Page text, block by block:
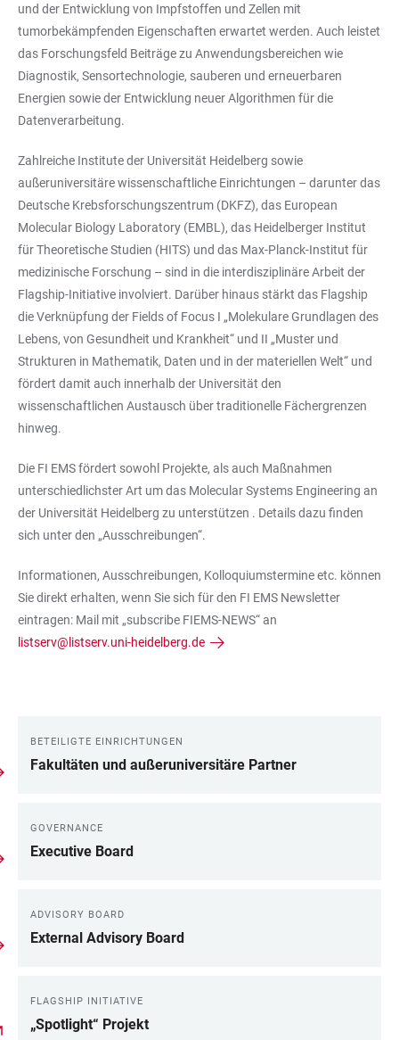
und der Entwicklung von Impfstoffen und Zellen mit
tumorbekämpfenden Eigenschaften erwartet werden. Auch leistet
das Forschungsfeld Beiträge zu Anwendungsbereichen wie
Diagnostik, Sensortechnologie, sauberen und erneuerbaren
Energien sowie der Entwicklung neuer Algorithmen für die
Datenverarbeitung.
Zahlreiche Institute der Universität Heidelberg sowie
außeruniversitäre wissenschaftliche Einrichtungen – darunter das
Deutsche Krebsforschungszentrum (DKFZ), das European
Molecular Biology Laboratory (EMBL), das Heidelberger Institut
für Theoretische Studien (HITS) und das Max-Planck-Institut für
medizinische Forschung – sind in die interdisziplinäre Arbeit der
Flagship-Initiative involviert. Darüber hinaus stärkt das Flagship
die Verknüpfung der Fields of Focus I „Molekulare Grundlagen des
Lebens, von Gesundheit und Krankheit“ und II „Muster und
Strukturen in Mathematik, Daten und in der materiellen Welt“ und
fördert damit auch innerhalb der Universität den
wissenschaftlichen Austausch über traditionelle Fächergrenzen
hinweg.
Die FI EMS fördert sowohl Projekte, als auch Maßnahmen
unterschiedlichster Art um das Molecular Systems Engineering an
der Universität Heidelberg zu unterstützen . Details dazu finden
sich unter den „Ausschreibungen“.
Informationen, Ausschreibungen, Kolloquiumstermine etc. können
Sie direkt erhalten, wenn Sie sich für den FI EMS Newsletter
eintragen: Mail mit „subscribe FIEMS-NEWS“ an
listserv@listserv.uni-heidelberg.de
LINKS
BETEILIGTE EINRICHTUNGEN
Fakultäten und außeruniversitäre Partner
GOVERNANCE
Executive Board
ADVISORY BOARD
External Advisory Board
FLAGSHIP INITIATIVE
„Spotlight“ Projekt